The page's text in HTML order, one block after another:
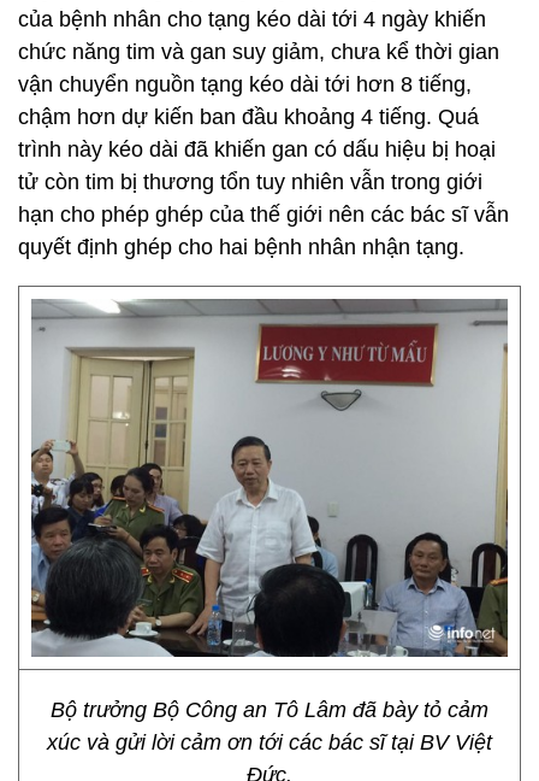
của bệnh nhân cho tạng kéo dài tới 4 ngày khiến
chức năng tim và gan suy giảm, chưa kể thời gian
vận chuyển nguồn tạng kéo dài tới hơn 8 tiếng,
chậm hơn dự kiến ban đầu khoảng 4 tiếng. Quá
trình này kéo dài đã khiến gan có dấu hiệu bị hoại
tử còn tim bị thương tổn tuy nhiên vẫn trong giới
hạn cho phép ghép của thế giới nên các bác sĩ vẫn
quyết định ghép cho hai bệnh nhân nhận tạng.
Bộ trưởng Bộ Công an Tô Lâm đã bày tỏ cảm
xúc và gửi lời cảm ơn tới các bác sĩ tại BV Việt
Đức.